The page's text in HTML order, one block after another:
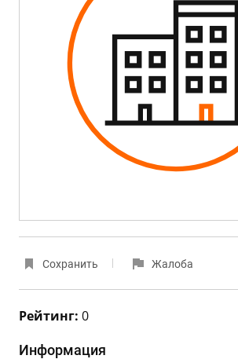
Сохранить Жалоба
Рейтинг: 0
Информация